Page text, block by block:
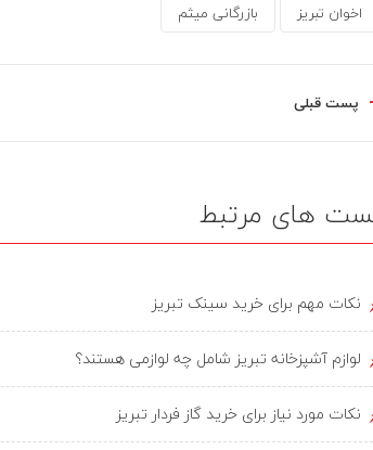
اخوان تبریز
بازرگانی میثم
پست قبلی
های مرتبط
نکات مهم برای خرید سینک تبریز
لوازم آشپزخانه تبریز شامل چه لوازمی هستند؟
نکات مورد نیاز برای خرید گاز فردار تبریز